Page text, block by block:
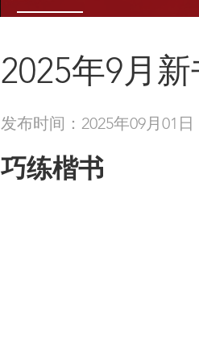
2025年9月
发布时间：2025年09月01日
巧练楷书